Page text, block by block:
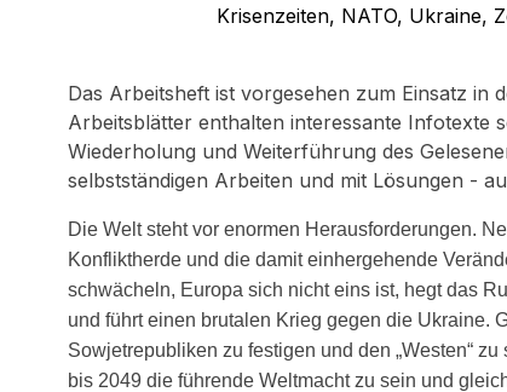
Krisenzeiten, NATO, Ukraine,
Das Arbeitsheft ist vorgesehen zum Einsatz in
Arbeitsblätter enthalten interessante Infotexte
Wiederholung und Weiterführung des
selbstständigen Arbeiten und mit Lösungen -
Die Welt steht vor enormen Herausforderungen.
Konfliktherde und die damit einhergehende
schwächeln, Europa sich nicht eins ist, hegt das
und führt einen brutalen Krieg gegen die Ukraine.
Sowjetrepubliken zu festigen und den „Westen“
bis 2049 die führende Weltmacht zu sein und